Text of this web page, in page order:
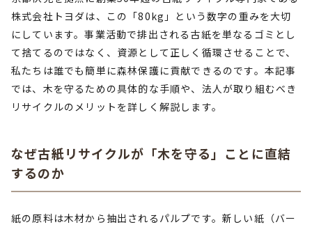
株式会社トヨダは、この「80kg」という数字の重みを大切
にしています。事業活動で排出される古紙を単なるゴミとし
て捨てるのではなく、資源として正しく循環させることで、
私たちは誰でも簡単に森林保護に貢献できるのです。本記事
では、木を守るための具体的な手順や、法人が取り組むべき
リサイクルのメリットを詳しく解説します。
なぜ古紙リサイクルが「木を守る」ことに直結
するのか
紙の原料は木材から抽出されるパルプです。新しい紙（バー